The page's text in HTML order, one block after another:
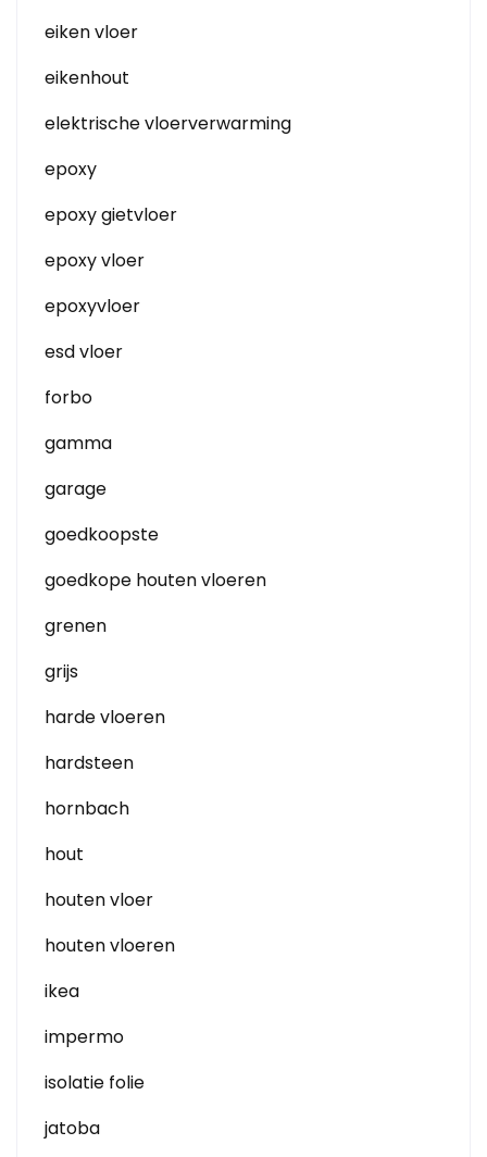
eiken vloer
eikenhout
elektrische vloerverwarming
epoxy
epoxy gietvloer
epoxy vloer
epoxyvloer
esd vloer
forbo
gamma
garage
goedkoopste
goedkope houten vloeren
grenen
grijs
harde vloeren
hardsteen
hornbach
hout
houten vloer
houten vloeren
ikea
impermo
isolatie folie
jatoba